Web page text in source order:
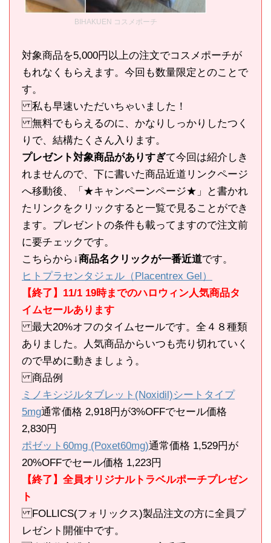
BIHAKUEN コスメポーチ
対象商品を5,000円以上の注文でコスメポーチが
もれなくもらえます。今回も数量限定とのことで
す。
私も早速いただいちゃいました！
無料でもらえるのに、かなりしっかりしたつく
りで、結構たくさん入ります。
プレゼント対象商品がありすぎて今回は紹介しき
れませんので、下に書いた商品近道リンクページ
へ移動後、「★キャンペーンページ★」と書かれ
たリンクをクリックすると一覧で見ることができ
ます。プレゼントの条件も載ってますので注文前
に要チェックです。
こちらから ↓商品名クリックが一番近道です。
ヒトプラセンタジェル（Placentrex Gel）
【終了】11/1 19時までのハロウィン人気商品タ
イムセールあります
最大20%オフのタイムセールです。全４８種類
ありました。人気商品からいつも売り切れていく
ので早めに動きましょう。
商品例
ミノキシジルタブレット(Noxidil)シートタイプ
5mg通常価格 2,918円が3%OFFでセール価格
2,830円
ポゼット60mg (Poxet60mg)通常価格 1,529円が
20%OFFでセール価格 1,223円
【終了】全員オリジナルトラベルポーチプレゼン
ト
FOLLICS(フォリックス)製品注文の方に全員プ
レゼント開催中です。